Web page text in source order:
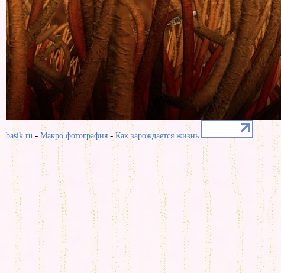
basik.ru - Макро фотография -Как зарождается жизнь